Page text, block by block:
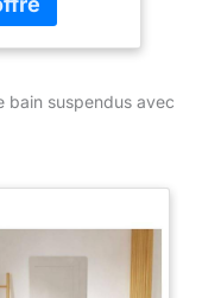
pour
surface |
| Produit
de
et
bain suspendus avec